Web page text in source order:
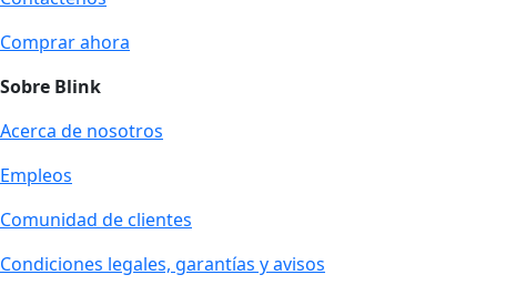
Comprar ahora
Sobre Blink
Acerca de nosotros
Empleos
Comunidad de clientes
Condiciones legales, garantías y avisos